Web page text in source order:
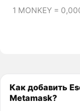
1 MONKEY =
Как добавить
Metamask?